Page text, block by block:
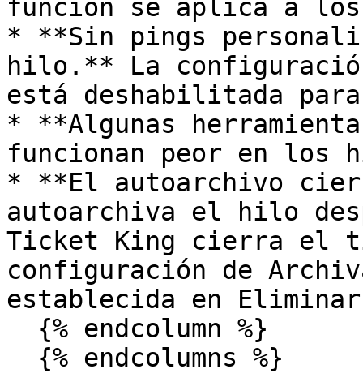
función se aplica a
* **Sin pings
hilo.** La
está deshabilitada
* **Algunas
funcionan peor en los
* **El autoarchivo
autoarchiva el hilo
Ticket King cierra el
configuración de
establecida en